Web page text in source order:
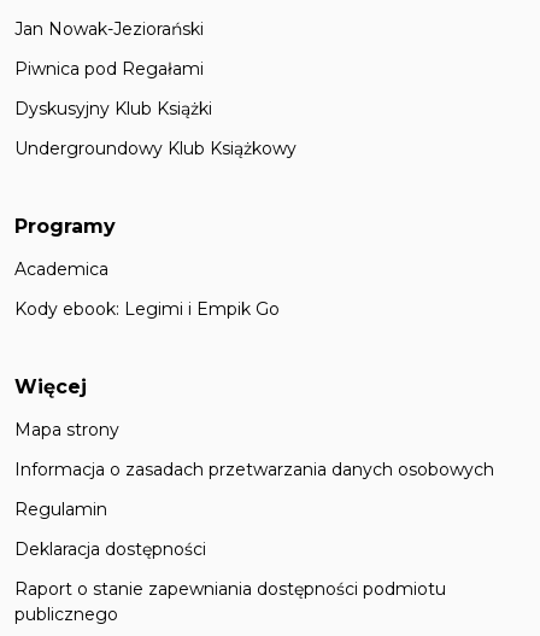
Jan Nowak-Jeziorański
Piwnica pod Regałami
Dyskusyjny Klub Książki
Undergroundowy Klub Książkowy
Programy
Academica
Kody ebook: Legimi i Empik Go
Więcej
Mapa strony
Informacja o zasadach przetwarzania danych osobowych
Regulamin
Deklaracja dostępności
Raport o stanie zapewniania dostępności podmiotu
publicznego